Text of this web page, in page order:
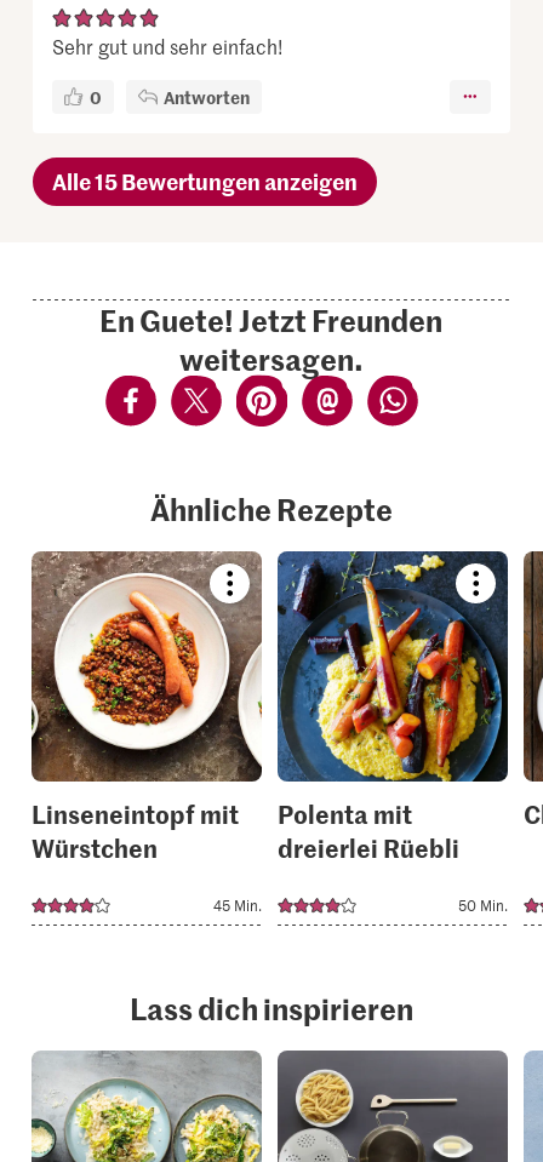
Sehr gut und sehr einfach!
0 Antworten
Alle 15 Bewertungen anzeigen
En Guete! Jetzt Freunden
weitersagen.
Ähnliche Rezepte
Bookmark
recipe
or
add
it
to
your
collections.
Linseneintopf mit
Würstchen
45 Min.
recipe
or
add
it
to
your
Polenta mit
dreierlei Rüebli
50 Min.
Lass dich inspirieren